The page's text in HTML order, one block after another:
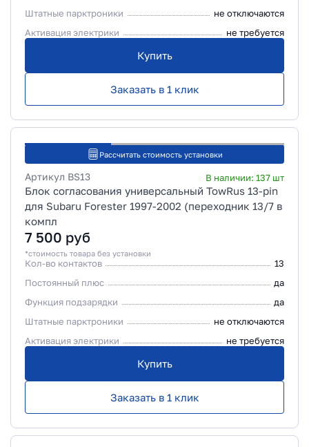
Штатные парктроники
не отключаются
Активация электрики
не требуется
Купить
Заказать в 1 клик
Рассчитать стоимость установки
Артикул BS13 В наличии: 137 шт
Блок согласования универсальный TowRus 13-pin
для Subaru Forester 1997-2002 (переходник 13/7 в
компл
7 500 руб
*стоимость товара без установки
Кол-во контактов
13
Постоянный плюс
да
Функция подзарядки
да
Штатные парктроники
не отключаются
Активация электрики
не требуется
Купить
Заказать в 1 клик